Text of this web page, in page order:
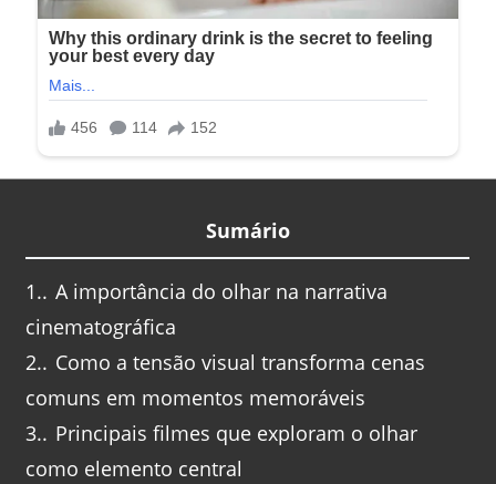
Sumário
1. A importância do olhar na narrativa
cinematográfica
2. Como a tensão visual transforma cenas
comuns em momentos memoráveis
3. Principais filmes que exploram o olhar
como elemento central